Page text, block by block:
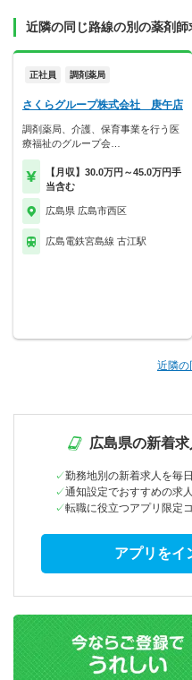
近隣の同じ路線の別の薬剤師
正社員 調剤薬局
さくらグループ株式会社 庚午店
調剤薬局、介護、保育事業を行う医
療福祉のグループ会…
【月収】30.0万円～45.0万円手
当含む
広島県 広島市西区
広島電鉄宮島線 古江駅
近隣の
広島県の新着
勤務地別の新着求人を毎
通知設定でおすすめの求
転職に役立つアプリ限定
アプリをイ